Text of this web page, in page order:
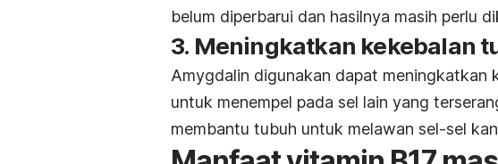
belum diperbarui dan hasilnya masih perlu
3. Meningkatkan kekebalan
Amygdalin digunakan dapat meningkatkan
untuk menempel pada sel lain yang
membantu tubuh untuk melawan sel-sel